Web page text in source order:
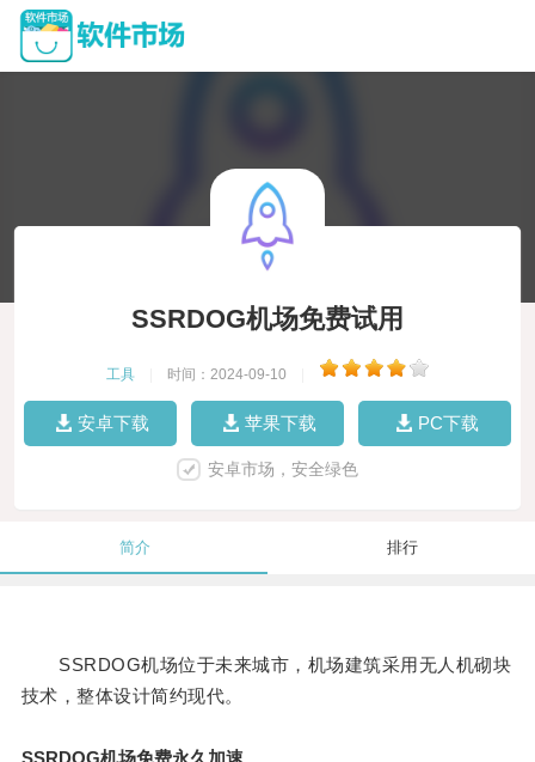
SSRDOG机场免费试用
工具 时间：2024-09-10
安卓下载 苹果下载 PC下载
安卓市场，安全绿色
简介 排行
SSRDOG机场位于未来城市，机场建筑采用无人机砌块
技术，整体设计简约现代。